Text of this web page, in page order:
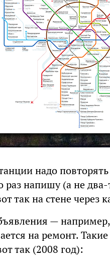
надо
раз напишу (а не
так на стене через
—
на ремонт.
так (2008 год):